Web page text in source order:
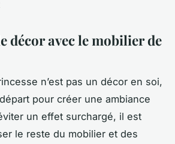
décor avec le mobilier de
n’est pas un décor en soi,
pour créer une ambiance
un effet surchargé, il est
le reste du mobilier et des